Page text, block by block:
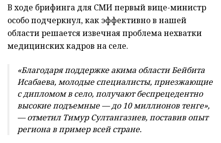
В ходе брифинга для СМИ первый вице-министр
особо подчеркнул, как эффективно в нашей
области решается извечная проблема нехватки
медицинских кадров на селе.
«Благодаря поддержке акима области Бейбита
Исабаева, молодые специалисты, приезжающие
с дипломом в село, получают беспрецедентно
высокие подъемные — до 10 миллионов тенге»,
— отметил Тимур Султангазиев, поставив опыт
региона в пример всей стране.